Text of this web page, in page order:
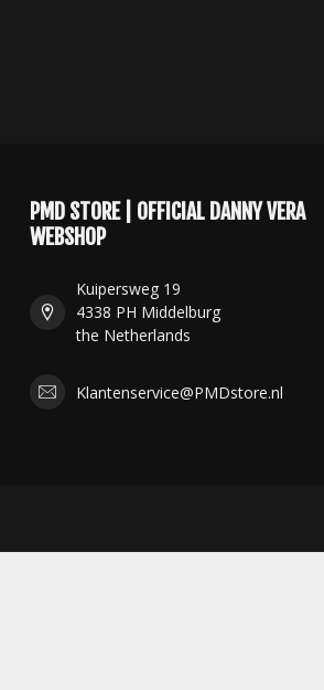
PMD STORE | OFFICIAL DANNY VERA
WEBSHOP
Kuipersweg 19
4338 PH Middelburg
the Netherlands
Klantenservice@PMDstore.nl